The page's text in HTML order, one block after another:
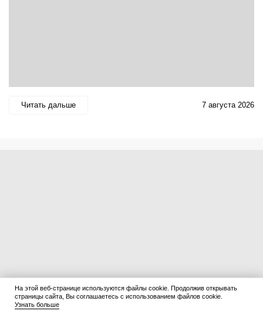
Читать дальше 7 августа 2026
На этой веб-странице используются файлы cookie. Продолжив открывать
страницы сайта, Вы соглашаетесь с использованием файлов cookie.
Узнать больше